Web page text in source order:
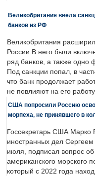
Великобритания ввела
банков из РФ
Великобритания
России.В него были
ряд банков, а также одно
Под санкции попал, в
что банк продолжает
не повлияют на его
США попросили Россию
морпеха, не принявшего в
Госсекретарь США Марко
иностранных дел
июля, подписал вопрос
американского морского
который с 2022 года